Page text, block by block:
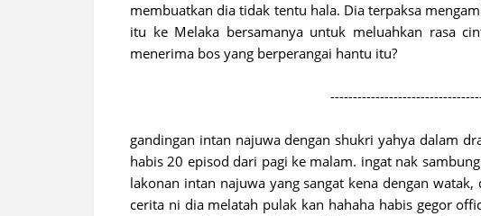
membuatkan dia tidak tentu hala. Dia terpaksa
itu ke Melaka bersamanya untuk meluahkan rasa
menerima bos yang berperangai hantu itu?
gandingan intan najuwa dengan shukri yahya dalam
habis 20 episod dari pagi ke malam. ingat nak
lakonan intan najuwa yang sangat kena dengan
cerita ni dia melatah pulak kan hahaha habis gegor